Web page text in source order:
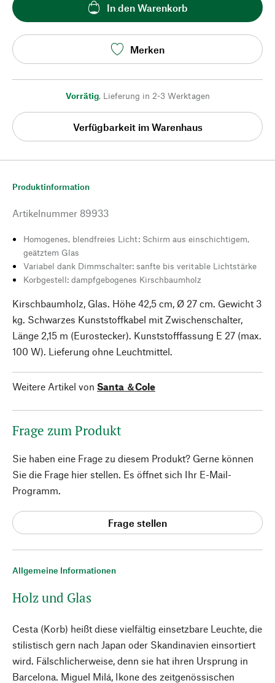
In den Warenkorb
Merken
Vorrätig, Lieferung in 2-3 Werktagen
Verfügbarkeit im Warenhaus
Allgemeine Informationen
Holz und Glas
Cesta (Korb) heißt diese vielfältig einsetzbare Leuchte, die
stilistisch gern nach Japan oder Skandinavien einsortiert
wird. Fälschlicherweise, denn sie hat ihren Ursprung in
Barcelona. Miguel Milá, Ikone des zeitgenössischen
Produktinformation
Artikelnummer 89933
Homogenes, blendfreies Licht: Schirm aus einschichtigem,
geätztem Glas
Variabel dank Dimmschalter: sanfte bis veritable Lichtstärke
Korbgestell: dampfgebogenes Kirschbaumholz
Kirschbaumholz, Glas. Höhe 42,5 cm, Ø 27 cm. Gewicht 3
kg. Schwarzes Kunststoffkabel mit Zwischenschalter,
Länge 2,15 m (Eurostecker). Kunststofffassung E 27 (max.
100 W). Lieferung ohne Leuchtmittel.
Weitere Artikel von Santa ＆Cole
Frage zum Produkt
Sie haben eine Frage zu diesem Produkt? Gerne können
Sie die Frage hier stellen. Es öffnet sich Ihr E-Mail-
Programm.
Frage stellen